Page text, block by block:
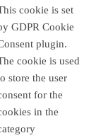
cookie is set
GDPR Cookie
plugin.
cookie is used
store the user
for the
in the